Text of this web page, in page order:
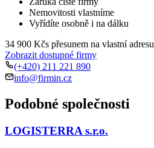
Nemovitosti vlastníme
Vyřídíte osobně i na dálku
34 900 Kčs přesunem na vlastní adresu
Zobrazit dostupné firmy
(+420) 211 221 890
info@firmin.cz
Podobné společnosti
LOGISTERRA s.r.o.